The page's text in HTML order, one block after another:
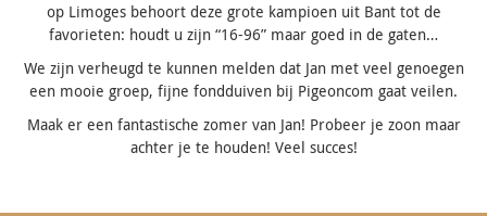
op Limoges behoort deze grote kampioen uit Bant tot de
favorieten: houdt u zijn “16-96” maar goed in de gaten…
We zijn verheugd te kunnen melden dat Jan met veel genoegen
een mooie groep, fijne fondduiven bij Pigeoncom gaat veilen.
Maak er een fantastische zomer van Jan! Probeer je zoon maar
achter je te houden! Veel succes!